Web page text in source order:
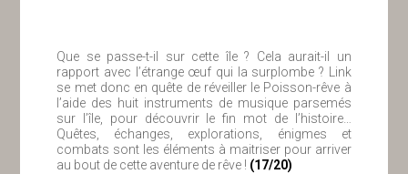
Que se passe-t-il sur cette île ? Cela aurait-il un
rapport avec l’étrange œuf qui la surplombe ? Link
se met donc en quête de réveiller le Poisson-rêve à
l’aide des huit instruments de musique parsemés
sur l’île, pour découvrir le fin mot de l’histoire…
Quêtes, échanges, explorations, énigmes et
combats sont les éléments à maitriser pour arriver
au bout de cette aventure de rêve ! (17/20)